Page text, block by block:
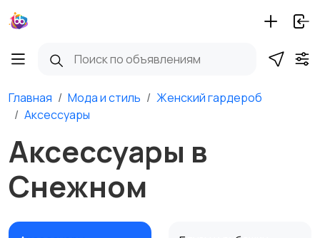
Главная Мода и стиль
Женский гардероб
Аксессуары
Аксессуары в
Снежном